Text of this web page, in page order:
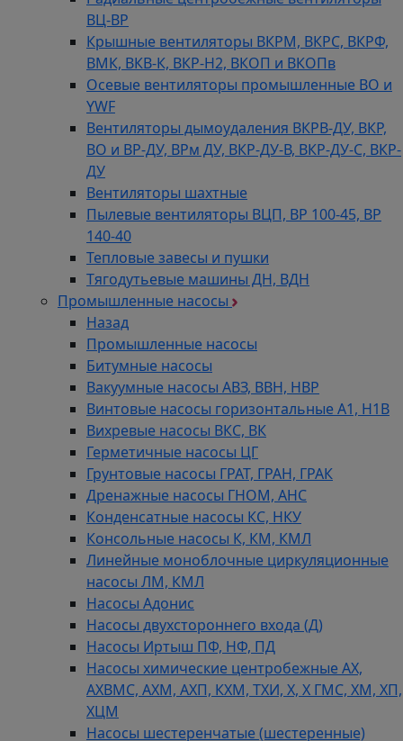
ВЦ-ВР
Крышные вентиляторы ВКРМ, ВКРС, ВКРФ,
ВМК, ВКВ-К, ВКР-Н2, ВКОП и ВКОПв
Осевые вентиляторы промышленные ВО и
YWF
Вентиляторы дымоудаления ВКРВ-ДУ, ВКР,
ВО и ВР-ДУ, ВРм ДУ, ВКР-ДУ-В, ВКР-ДУ-С, ВКР-
ДУ
Вентиляторы шахтные
Пылевые вентиляторы ВЦП, ВР 100-45, ВР
140-40
Тепловые завесы и пушки
Тягодутьевые машины ДН, ВДН
Промышленные насосы
Назад
Промышленные насосы
Битумные насосы
Вакуумные насосы АВЗ, ВВН, НВР
Винтовые насосы горизонтальные А1, Н1В
Вихревые насосы ВКС, ВК
Герметичные насосы ЦГ
Грунтовые насосы ГРАТ, ГРАН, ГРАК
Дренажные насосы ГНОМ, АНС
Конденсатные насосы КС, НКУ
Консольные насосы К, КМ, КМЛ
Линейные моноблочные циркуляционные
насосы ЛМ, КМЛ
Насосы Адонис
Насосы двухстороннего входа (Д)
Насосы Иртыш ПФ, НФ, ПД
Насосы химические центробежные АХ,
АХВМС, АХМ, АХП, КХМ, ТХИ, Х, Х ГМС, ХМ, ХП,
ХЦМ
Насосы шестеренчатые (шестеренные)